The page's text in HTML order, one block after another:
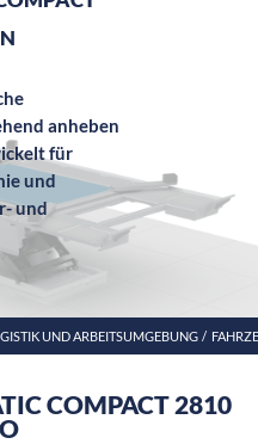
anheben
für
und
und
UND ARBEITSUMGEBUNG
COMPACT 2810